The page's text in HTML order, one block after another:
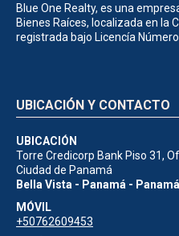
Blue One Realty, es una
Bienes Raíces, localizada en la
registrada bajo Licencía
UBICACIÓN Y CONTACTO
UBICACIÓN
Torre Credicorp Bank Piso 31,
Ciudad de Panamá
Bella Vista - Panamá - Panamá
MÓVIL
+50762609453